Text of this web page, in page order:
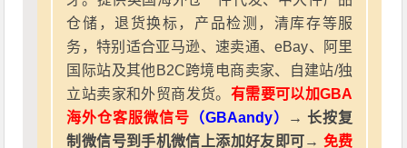
仓储，退货换标，产品检测，清库存等服
务，特别适合亚马逊、速卖通、eBay、阿里
国际站及其他B2C跨境电商卖家、自建站/独
立站卖家和外贸商发货。 有需要可以加GBA
海外仓客服微信号 （GBAandy）
→ 长按复
制微信号到手机微信上添加好友即可→ 免费